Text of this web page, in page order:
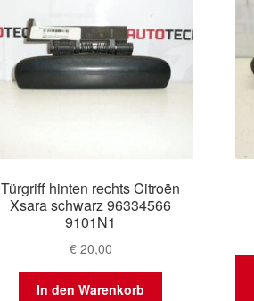
Türgriff hinten rechts Citroën
Xsara schwarz 96334566
9101N1
€20,00
In den Warenkorb